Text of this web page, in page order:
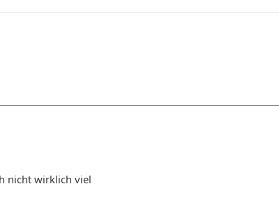
nicht wirklich viel